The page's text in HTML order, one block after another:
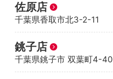
佐原店
千葉県香取市北3-2-11
銚子店
千葉県銚子市 双葉町4-40